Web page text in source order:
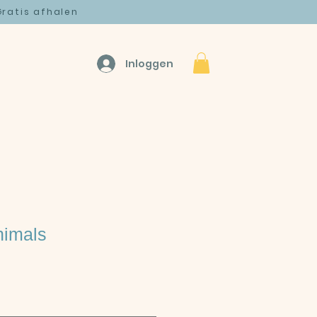
afhalen
Inloggen